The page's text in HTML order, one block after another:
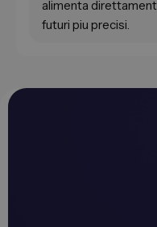
alimenta
futuri piu precisi.